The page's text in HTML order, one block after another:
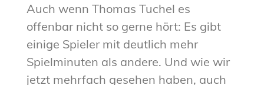
Auch wenn Thomas Tuchel es
offenbar nicht so gerne hört: Es gibt
einige Spieler mit deutlich mehr
Spielminuten als andere. Und wie wir
jetzt mehrfach gesehen haben, auch